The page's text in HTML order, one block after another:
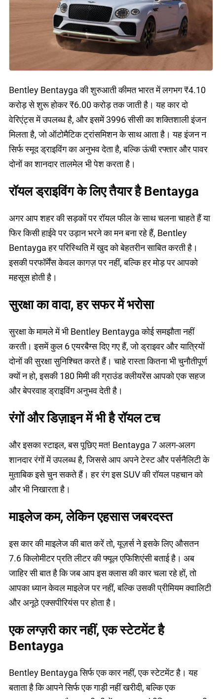
Bentley Bentayga की शुरुआती कीमत भारत में लगभग ₹4.10
करोड़ से शुरू होकर ₹6.00 करोड़ तक जाती है। यह कार दो
वेरिएंट्स में उपलब्ध है, और इसमें 3996 सीसी का शक्तिशाली इंजन
मिलता है, जो ऑटोमैटिक ट्रांसमिशन के साथ आता है। यह इंजन न
सिर्फ स्मूद ड्राइविंग का अनुभव देता है, बल्कि ऊंची रफ्तार और पावर
दोनों का शानदार तालमेल भी पेश करता है।
रॉयल ड्राइविंग के लिए तैयार है Bentayga
अगर आप शहर की सड़कों पर रॉयल फील के साथ चलना चाहते हैं या
फिर किसी हाईवे पर उड़ान भरने का मन बना रहे हैं, Bentley
Bentayga हर परिस्थिति में खुद को बेहतरीन साबित करती है।
इसकी परफॉर्मेंस केवल कागज़ पर नहीं, बल्कि हर मोड़ पर आपको
महसूस होती है।
सुरक्षा का वादा, हर सफर में भरोसा
सुरक्षा के मामले में भी Bentley Bentayga कोई समझौता नहीं
करती। इसमें कुल 6 एयरबैग्स दिए गए हैं, जो ड्राइवर और यात्रियों
दोनों की सुरक्षा सुनिश्चित करते हैं। चाहे रास्ता कितना भी चुनौतीपूर्ण
क्यों न हो, इसकी 180 मिमी की ग्राउंड क्लीयरेंस आपको एक सहज
और बेपरवाह ड्राइविंग अनुभव देती है।
रंगों और डिज़ाइन में भी है रॉयल टच
और इसका स्टाइल, बस पूछिए मत! Bentayga 7 अलग-अलग
शानदार रंगों में उपलब्ध है, जिससे आप अपने टेस्ट और पर्सनैलिटी के
मुताबिक इसे चुन सकते हैं। हर रंग इस SUV की रॉयल पहचान को
और भी निखारता है।
माइलेज कम, लेकिन एहसास जबरदस्त
इस कार की माइलेज की बात करें तो, यूज़र्स ने इसके लिए औसतन
7.6 किलोमीटर प्रति लीटर की फ्यूल एफिशिएंसी बताई है। अब
जाहिर सी बात है कि जब आप इस क्लास की कार चला रहे हों, तो
आपका ध्यान केवल माइलेज पर नहीं, बल्कि उसकी प्रीमियम क्वालिटी
और अनूठे एक्सपीरियंस पर होता है।
एक लग्ज़री कार नहीं, एक स्टेटमेंट है
Bentayga
Bentley Bentayga सिर्फ एक कार नहीं, एक स्टेटमेंट है। यह
बताता है कि आपने सिर्फ एक गाड़ी नहीं खरीदी, बल्कि एक